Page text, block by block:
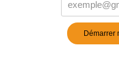
Démarrer